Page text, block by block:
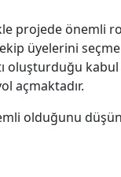
projede önemli
üyelerini
oluşturduğu
açmaktadır.
olduğunu